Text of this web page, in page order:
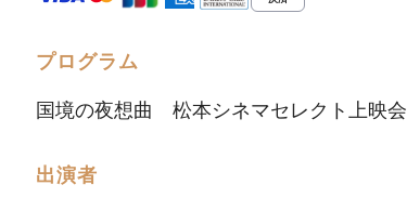
プログラム
国境の夜想曲 松本シネマセレクト上映会
出演者